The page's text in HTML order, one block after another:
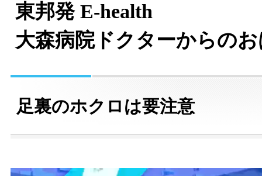
東邦発 E-health
大森病院ドクターからの
足裏のホクロは要注意